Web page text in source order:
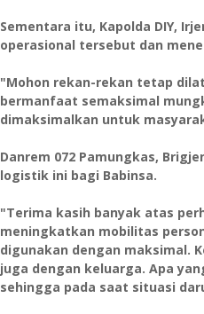
Sementara itu, Kapolda DIY,
operasional tersebut dan
"Mohon rekan-rekan tetap
bermanfaat semaksimal
dimaksimalkan untuk
Danrem 072 Pamungkas,
logistik ini bagi Babinsa.
"Terima kasih banyak atas
meningkatkan mobilitas
digunakan dengan maksimal.
juga dengan keluarga. Apa
sehingga pada saat situasi